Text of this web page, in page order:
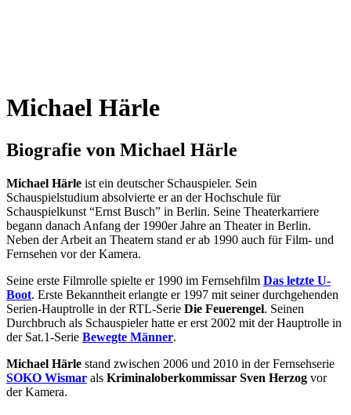
Michael Härle
Biografie von Michael Härle
Michael Härle ist ein deutscher Schauspieler. Sein
Schauspielstudium absolvierte er an der Hochschule für
Schauspielkunst “Ernst Busch” in Berlin. Seine Theaterkarriere
begann danach Anfang der 1990er Jahre an Theater in Berlin.
Neben der Arbeit an Theatern stand er ab 1990 auch für Film- und
Fernsehen vor der Kamera.
Seine erste Filmrolle spielte er 1990 im Fernsehfilm Das letzte U-
Boot. Erste Bekanntheit erlangte er 1997 mit seiner durchgehenden
Serien-Hauptrolle in der RTL-Serie Die Feuerengel. Seinen
Durchbruch als Schauspieler hatte er erst 2002 mit der Hauptrolle in
der Sat.1-Serie Bewegte Männer.
Michael Härle stand zwischen 2006 und 2010 in der Fernsehserie
SOKO Wismar als Kriminaloberkommissar Sven Herzog vor
der Kamera.